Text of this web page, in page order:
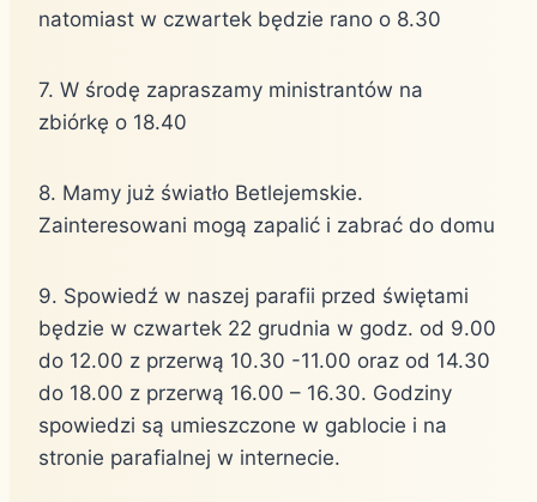
natomiast w czwartek będzie rano o 8.30
7. W środę zapraszamy ministrantów na
zbiórkę o 18.40
8. Mamy już światło Betlejemskie.
Zainteresowani mogą zapalić i zabrać do domu
9. Spowiedź w naszej parafii przed świętami
będzie w czwartek 22 grudnia w godz. od 9.00
do 12.00 z przerwą 10.30 -11.00 oraz od 14.30
do 18.00 z przerwą 16.00 – 16.30. Godziny
spowiedzi są umieszczone w gablocie i na
stronie parafialnej w internecie.